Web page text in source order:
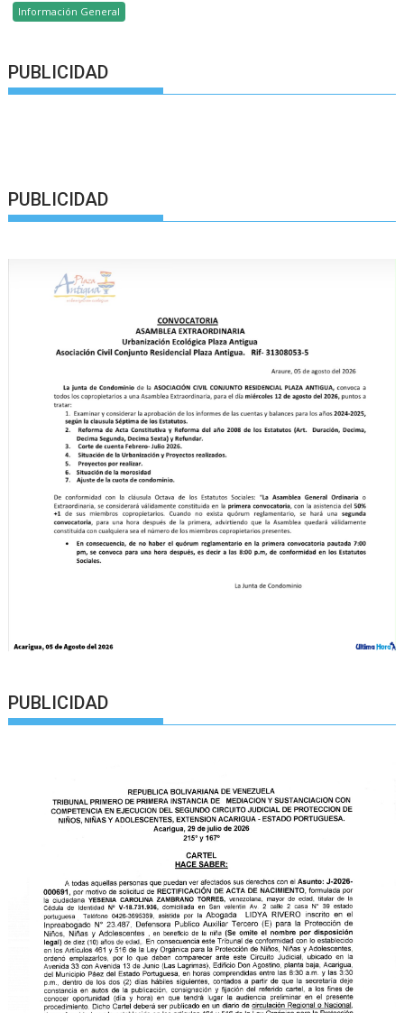
Información General
PUBLICIDAD
PUBLICIDAD
PUBLICIDAD